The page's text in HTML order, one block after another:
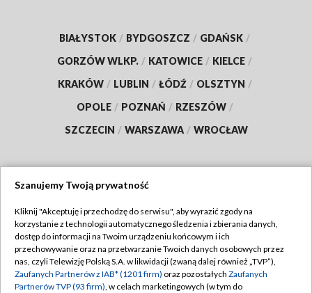
BIAŁYSTOK / BYDGOSZCZ / GDAŃSK /
GORZÓW WLKP. / KATOWICE / KIELCE /
KRAKÓW / LUBLIN / ŁÓDŹ / OLSZTYN /
OPOLE / POZNAŃ / RZESZÓW /
SZCZECIN / WARSZAWA / WROCŁAW
TVP
Abonament TVP
Emisja w TVP
Regulamin TVP
Polityka prywatności
Szanujemy Twoją prywatność
Kliknij "Akceptuję i przechodzę do serwisu", aby wyrazić zgody na
korzystanie z technologii automatycznego śledzenia i zbierania danych,
dostęp do informacji na Twoim urządzeniu końcowym i ich
przechowywanie oraz na przetwarzanie Twoich danych osobowych przez
nas, czyli Telewizję Polską S.A. w likwidacji (zwaną dalej również „TVP”),
Zaufanych Partnerów z IAB* (1201 firm) oraz pozostałych Zaufanych
Partnerów TVP (93 firm), w celach marketingowych (w tym do